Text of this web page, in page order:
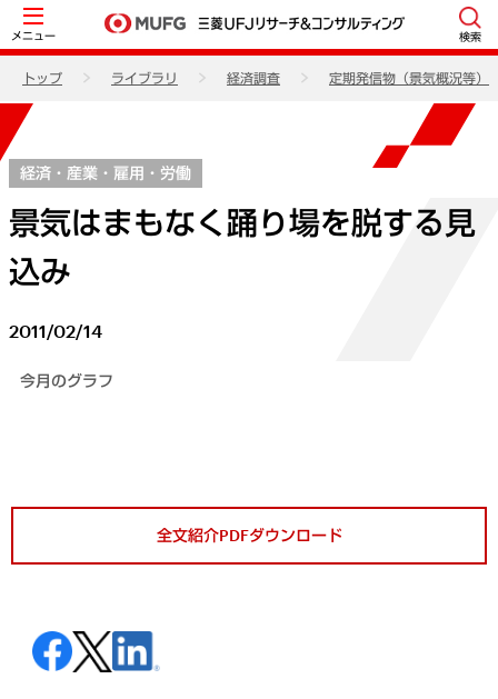
メニュー 検索
トップ ライブラリ 経済調査 定期発信物（景気概況等）
経済・産業・雇用・労働
景気はまもなく踊り場を脱する見
込み
2011/02/14
今月のグラフ
全文紹介PDFダウンロード